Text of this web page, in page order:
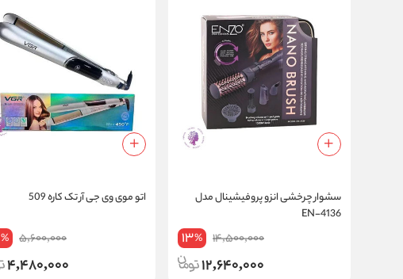
سشوار چرخشی انزو پروفیشینال مدل
EN-4136
14,500,000
13%
12,640,000
اتو موی وی جی آر تک کاره 509
5,600,000
%
4,480,000